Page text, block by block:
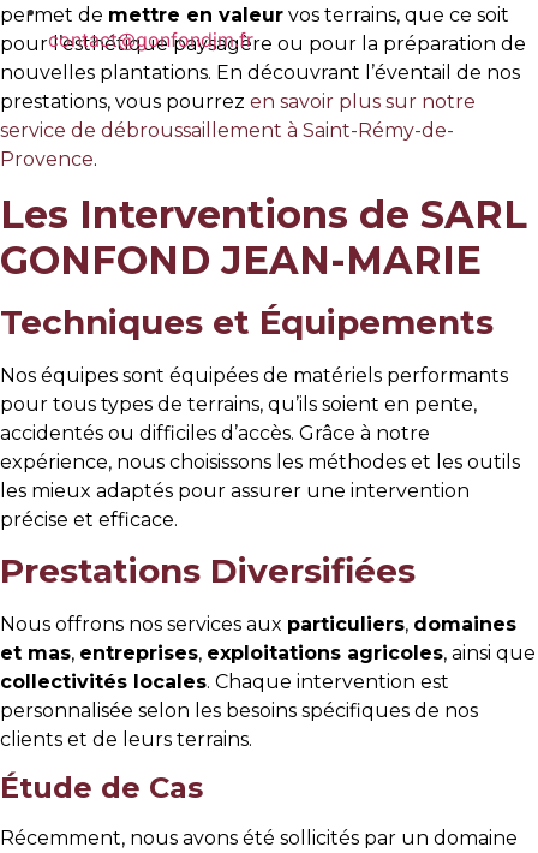
contact@gonfondjm.fr
permet de mettre en valeur vos terrains, que ce soit
pour l’esthétique paysagère ou pour la préparation de
nouvelles plantations. En découvrant l’éventail de nos
prestations, vous pourrez en savoir plus sur notre
service de débroussaillement à Saint-Rémy-de-
Provence.
Les Interventions de SARL
GONFOND JEAN-MARIE
Techniques et Équipements
Nos équipes sont équipées de matériels performants
pour tous types de terrains, qu’ils soient en pente,
accidentés ou difficiles d’accès. Grâce à notre
expérience, nous choisissons les méthodes et les outils
les mieux adaptés pour assurer une intervention
précise et efficace.
Prestations Diversifiées
Nous offrons nos services aux particuliers, domaines
et mas, entreprises, exploitations agricoles, ainsi que
collectivités locales. Chaque intervention est
personnalisée selon les besoins spécifiques de nos
clients et de leurs terrains.
Étude de Cas
Récemment, nous avons été sollicités par un domaine